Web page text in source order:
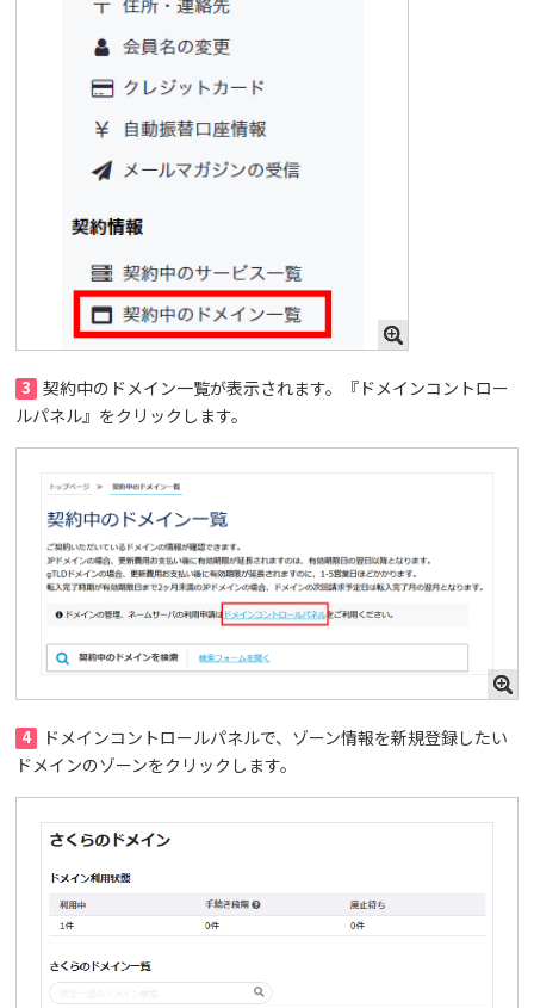
3
契約中のドメイン一覧が表示されます。『ドメインコントロー
ルパネル』をクリックします。
4
ドメインコントロールパネルで、ゾーン情報を新規登録したい
ドメインのゾーンをクリックします。